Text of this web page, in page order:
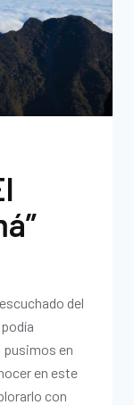
del
pusimos en
en este
con